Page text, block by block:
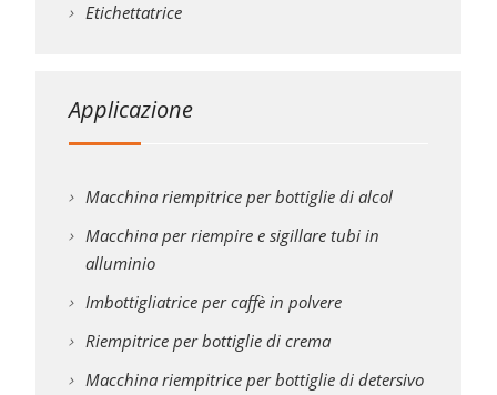
Etichettatrice
Applicazione
Macchina riempitrice per bottiglie di alcol
Macchina per riempire e sigillare tubi in
alluminio
Imbottigliatrice per caffè in polvere
Riempitrice per bottiglie di crema
Macchina riempitrice per bottiglie di detersivo